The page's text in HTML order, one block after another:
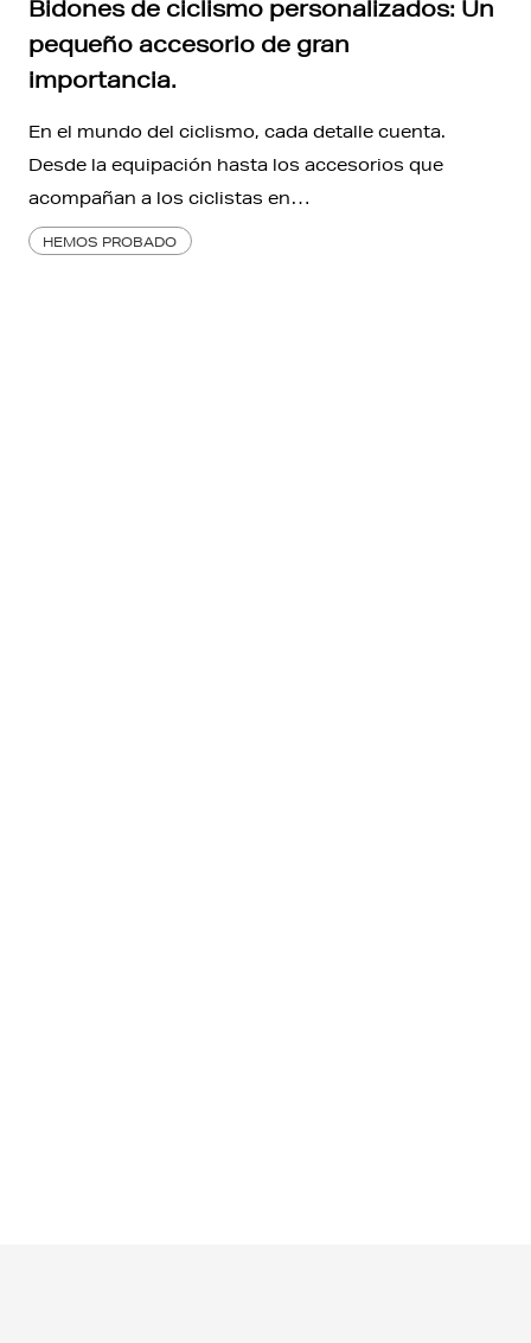
Bidones de ciclismo personalizados: Un
pequeño accesorio de gran
importancia.
En el mundo del ciclismo, cada detalle cuenta.
Desde la equipación hasta los accesorios que
acompañan a los ciclistas en…
HEMOS PROBADO